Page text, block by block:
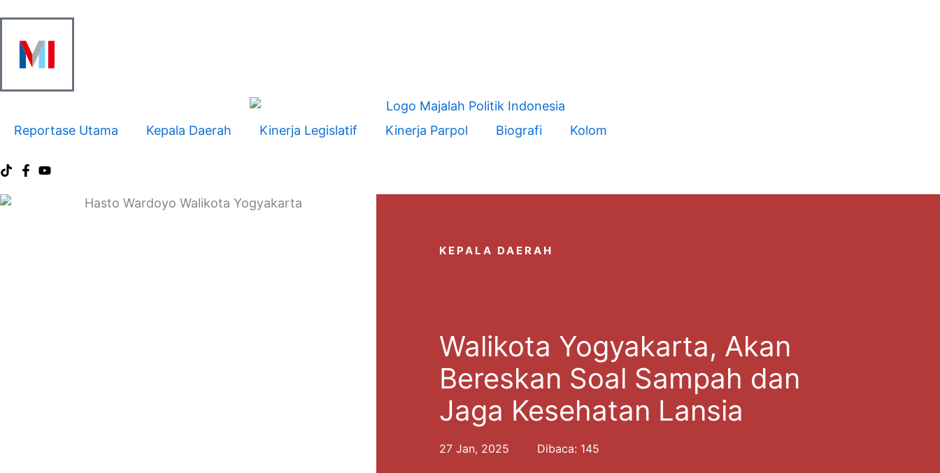
content
Reportase Utama Kepala Daerah Kinerja Legislatif Kinerja Parpol Biografi Kolom
KEPALA DAERAH
Walikota Yogyakarta, Akan
Bereskan Soal Sampah dan
Jaga Kesehatan Lansia
27 Jan, 2025 Dibaca: 145